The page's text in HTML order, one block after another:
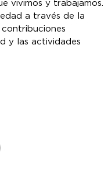
vivimos y trabajamos.
a través de la
y las actividades